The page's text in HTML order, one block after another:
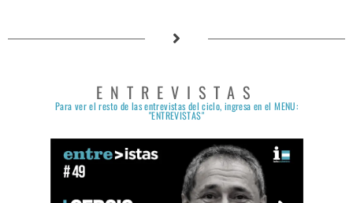
ENTREVISTAS
Para ver el resto de las entrevistas del ciclo, ingresa en el MENU:
"ENTREVISTAS"